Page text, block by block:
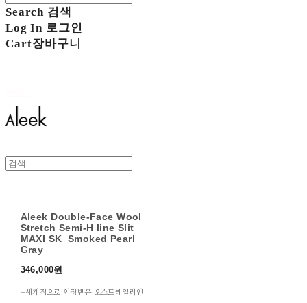
Search 검색
Log In 로그인
Cart장바구니
Aleek Double-Face Wool
Stretch Semi-H line Slit
MAXI SK_Smoked Pearl
Gray
346,000원
-세계적으로 인정받은 오스트레일리안